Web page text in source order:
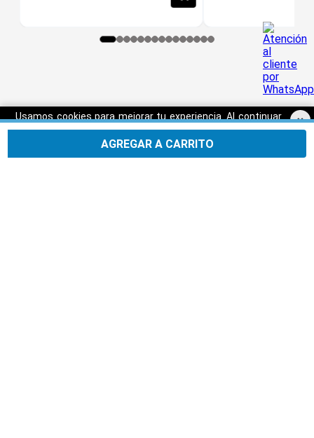
Usamos cookies para mejorar tu experiencia. Al continuar
navegando, aceptas nuestraPolítica de privacidad.
Aceptar
×
AGREGAR A CARRITO